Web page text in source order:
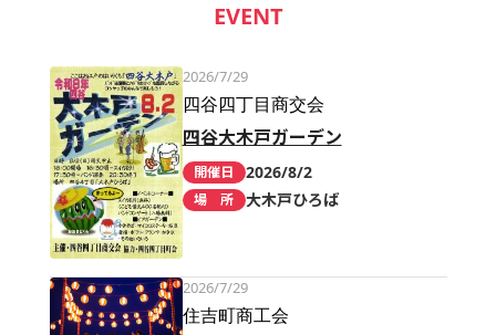
EVENT
2026/7/29
四谷四丁目商交会
四谷大木戸ガーデン
開催日 2026/8/2
場 所 大木戸ひろば
2026/7/29
住吉町商工会